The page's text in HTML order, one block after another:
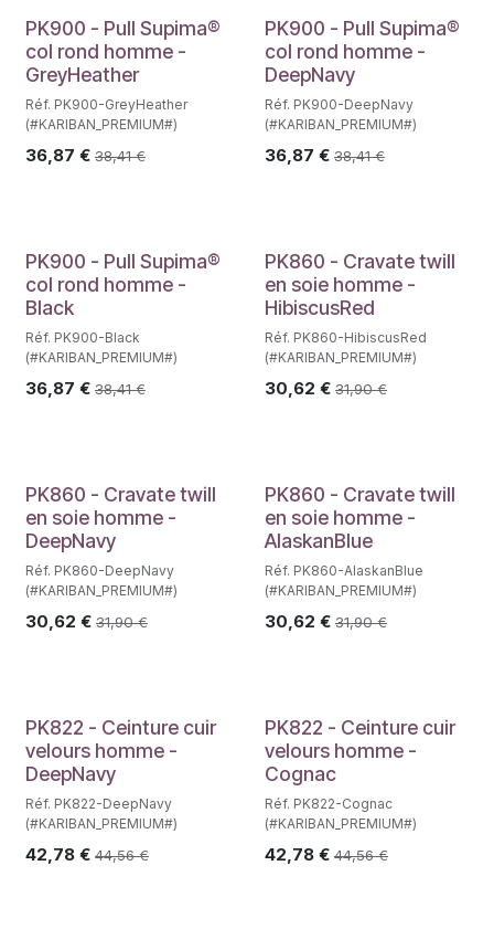
PK900 - Pull Supima®
col rond homme -
GreyHeather
Réf. PK900-GreyHeather
(#KARIBAN_PREMIUM#)
36,87 € 38,41€
PK900 - Pull Supima®
col rond homme -
DeepNavy
Réf. PK900-DeepNavy
(#KARIBAN_PREMIUM#)
36,87 € 38,41€
PK900 - Pull Supima®
col rond homme -
Black
Réf. PK900-Black
(#KARIBAN_PREMIUM#)
36,87 € 38,41€
PK860 - Cravate twill
en soie homme -
HibiscusRed
Réf. PK860-HibiscusRed
(#KARIBAN_PREMIUM#)
30,62 € 31,90€
PK860 - Cravate twill
en soie homme -
DeepNavy
Réf. PK860-DeepNavy
(#KARIBAN_PREMIUM#)
30,62 € 31,90€
PK860 - Cravate twill
en soie homme -
AlaskanBlue
Réf. PK860-AlaskanBlue
(#KARIBAN_PREMIUM#)
30,62 € 31,90€
PK822 - Ceinture cuir
velours homme -
DeepNavy
Réf. PK822-DeepNavy
(#KARIBAN_PREMIUM#)
42,78 € 44,56€
PK822 - Ceinture cuir
velours homme -
Cognac
Réf. PK822-Cognac
(#KARIBAN_PREMIUM#)
42,78€ 44,56€